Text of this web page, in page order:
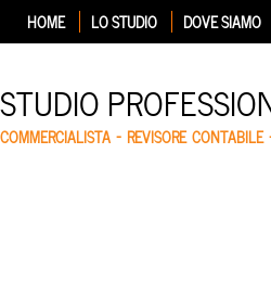
HOME LO STUDIO DOVE SIAMO
STUDIO
COMMERCIALISTA – REVISORE